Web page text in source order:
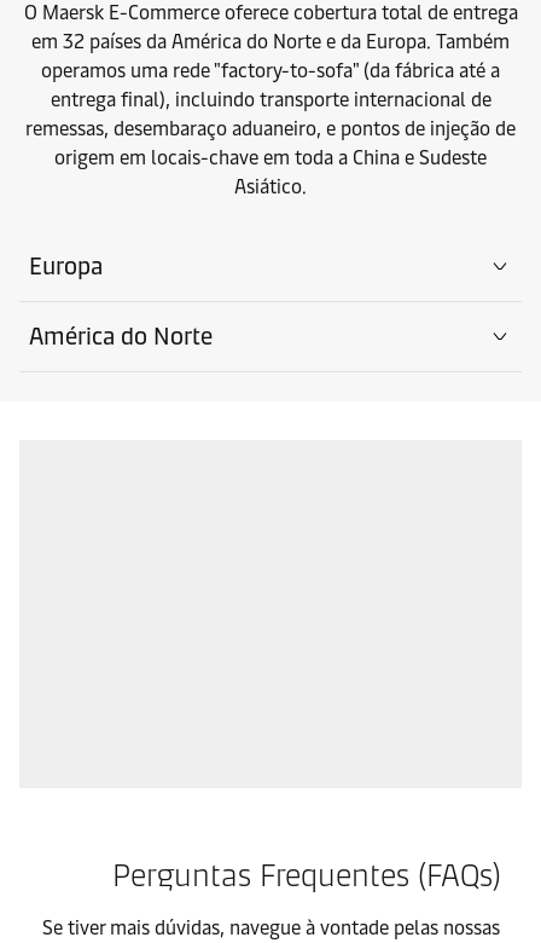
O Maersk E-Commerce oferece cobertura total de entrega
em 32 países da América do Norte e da Europa. Também
operamos uma rede "factory-to-sofa" (da fábrica até a
entrega final), incluindo transporte internacional de
remessas, desembaraço aduaneiro, e pontos de injeção de
origem em locais-chave em toda a China e Sudeste
Asiático.
Europa
América do Norte
Perguntas Frequentes (FAQs)
Se tiver mais dúvidas, navegue à vontade pelas nossas